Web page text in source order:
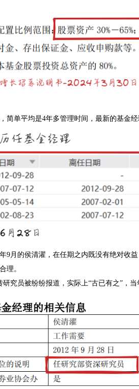
简单平均是4年多管理时间，最新的基金经
9月的侯清濯，在任期之内既没有绝对收
理。
究员被纷纷报道，实际上“古已有之”，